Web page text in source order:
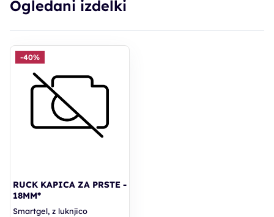
Ogledani izdelki
-40%
RUCK KAPICA ZA PRSTE -
18MM*
Smartgel, z luknjico